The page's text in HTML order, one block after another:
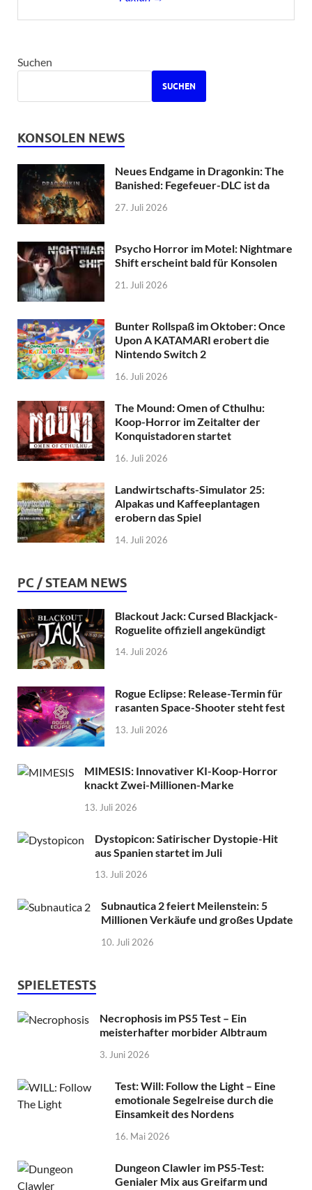
Suchen
SUCHEN
KONSOLEN NEWS
Neues Endgame in Dragonkin: The
Banished: Fegefeuer-DLC ist da
27. Juli 2026
Psycho Horror im Motel: Nightmare
Shift erscheint bald für Konsolen
21. Juli 2026
Bunter Rollspaß im Oktober: Once
Upon A KATAMARI erobert die
Nintendo Switch 2
16. Juli 2026
The Mound: Omen of Cthulhu:
Koop-Horror im Zeitalter der
Konquistadoren startet
16. Juli 2026
Landwirtschafts-Simulator 25:
Alpakas und Kaffeeplantagen
erobern das Spiel
14. Juli 2026
PC / STEAM NEWS
Blackout Jack: Cursed Blackjack-
Roguelite offiziell angekündigt
14. Juli 2026
Rogue Eclipse: Release-Termin für
rasanten Space-Shooter steht fest
13. Juli 2026
MIMESIS: Innovativer KI-Koop-Horror
knackt Zwei-Millionen-Marke
13. Juli 2026
Dystopicon: Satirischer Dystopie-Hit
aus Spanien startet im Juli
13. Juli 2026
Subnautica 2 feiert Meilenstein: 5
Millionen Verkäufe und großes Update
10. Juli 2026
SPIELETESTS
Necrophosis im PS5 Test – Ein
meisterhafter morbider Albtraum
3. Juni 2026
Test: Will: Follow the Light – Eine
emotionale Segelreise durch die
Einsamkeit des Nordens
16. Mai 2026
Dungeon Clawler im PS5-Test:
Genialer Mix aus Greifarm und